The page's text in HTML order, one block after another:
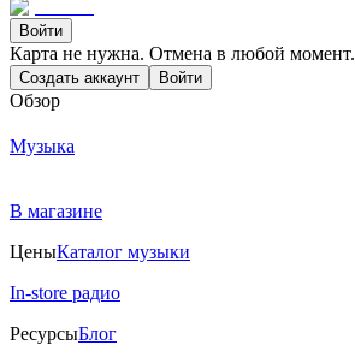
Войти
Карта не нужна. Отмена в любой момент.
Создать аккаунт Войти
Обзор
Музыка
В магазине
ЦеныКаталог музыки
In-store радио
РесурсыБлог